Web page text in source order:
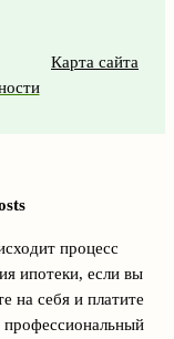
Карта сайта
процесс
ипотеки, если вы
на себя и платите
профессиональный